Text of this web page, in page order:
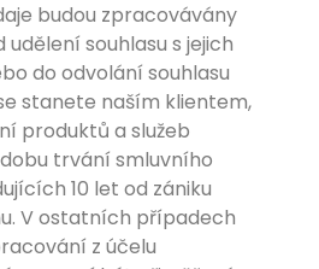
budou zpracovávány
udělení souhlasu s jejich
do odvolání souhlasu
stanete naším klientem,
produktů a služeb
trvání smluvního
10 let od zániku
V ostatních případech
z účelu